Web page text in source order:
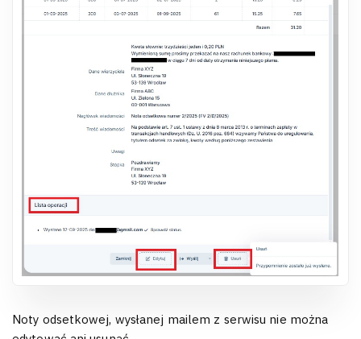
Noty odsetkowej, wysłanej mailem z serwisu nie można